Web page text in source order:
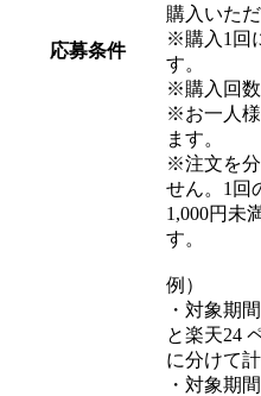
応募条件
購入いただ
※購入1回
す。
※購入回
※お一人様
ます。
※注文を分
せん。1回
1,000円未
す。
例）
・対象期
と楽天24
に分けて
・対象期